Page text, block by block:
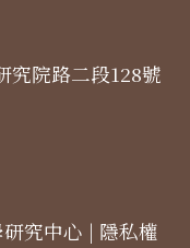
究院路二段128號
究中心 | 隱私權